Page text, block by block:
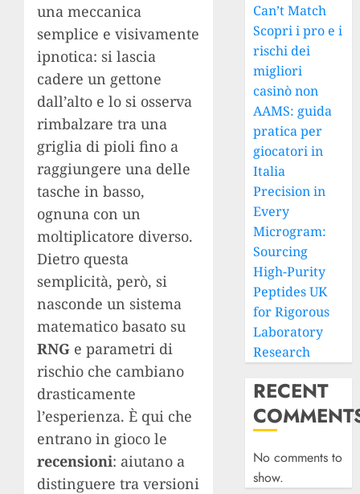
una meccanica
semplice e visivamente
ipnotica: si lascia
cadere un gettone
dall’alto e lo si osserva
rimbalzare tra una
griglia di pioli fino a
raggiungere una delle
tasche in basso,
ognuna con un
moltiplicatore diverso.
Dietro questa
semplicità, però, si
nasconde un sistema
matematico basato su
RNG e parametri di
rischio che cambiano
drasticamente
l’esperienza. È qui che
entrano in gioco le
recensioni: aiutano a
distinguere tra versioni
Can’t Match
Scopri i pro e i
rischi dei
migliori
casinò non
AAMS: guida
pratica per
giocatori in
Italia
Precision in
Every
Microgram:
Sourcing
High-Purity
Peptides UK
for Rigorous
Laboratory
Research
RECENT
No comments to
show.